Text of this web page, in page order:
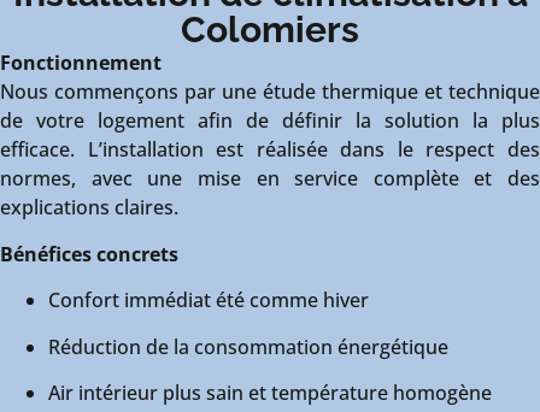
Colomiers
Fonctionnement
Nous commençons par une étude thermique et technique
de votre logement afin de définir la solution la plus
efficace. L’installation est réalisée dans le respect des
normes, avec une mise en service complète et des
explications claires.
Bénéfices concrets
Confort immédiat été comme hiver
Réduction de la consommation énergétique
Air intérieur plus sain et température homogène